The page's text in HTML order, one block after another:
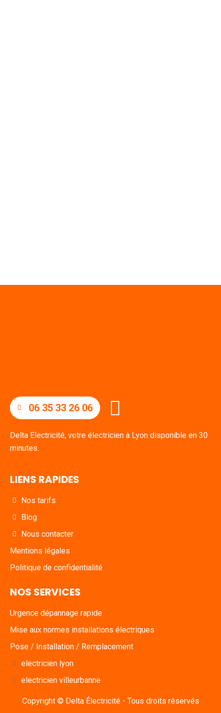
06 35 33 26 06
Delta Electricité, votre électricien à Lyon disponible en 30
minutes.
LIENS RAPIDES
Nos tarifs
Blog
Nous contacter
Mentions légales
Politique de confidentialité
NOS SERVICES
Urgence dépannage rapide
Mise aux normes installations électriques
Pose / Installation / Remplacement
electricien lyon
electricien villeurbanne
Copyright © Delta Électricité - Tous droits réservés